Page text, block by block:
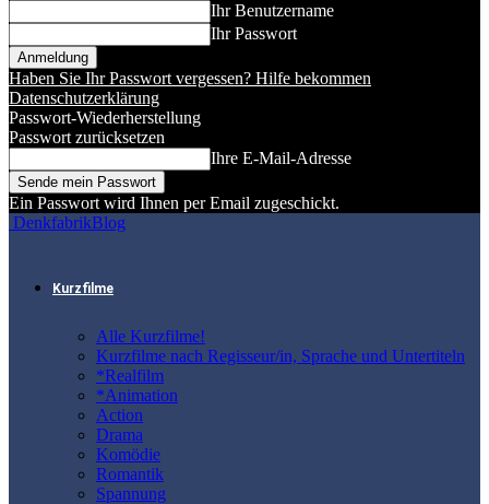
Ihr Benutzername
Ihr Passwort
Haben Sie Ihr Passwort vergessen? Hilfe bekommen
Datenschutzerklärung
Passwort-Wiederherstellung
Passwort zurücksetzen
Ihre E-Mail-Adresse
Ein Passwort wird Ihnen per Email zugeschickt.
DenkfabrikBlog
Kurzfilme
Alle Kurzfilme!
Kurzfilme nach Regisseur/in, Sprache und Untertiteln
*Realfilm
*Animation
Action
Drama
Komödie
Romantik
Spannung